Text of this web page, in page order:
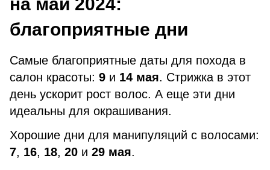
благоприятные дни
Самые благоприятные даты для похода в
салон красоты: 9 и 14 мая. Стрижка в этот
день ускорит рост волос. А еще эти дни
идеальны для окрашивания.
Хорошие дни для манипуляций с волосами:
7, 16, 18, 20 и 29 мая.